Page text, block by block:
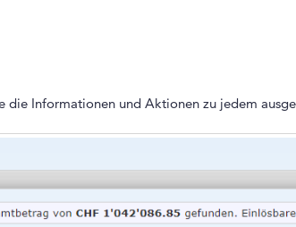
die Informationen und Aktionen zu jedem